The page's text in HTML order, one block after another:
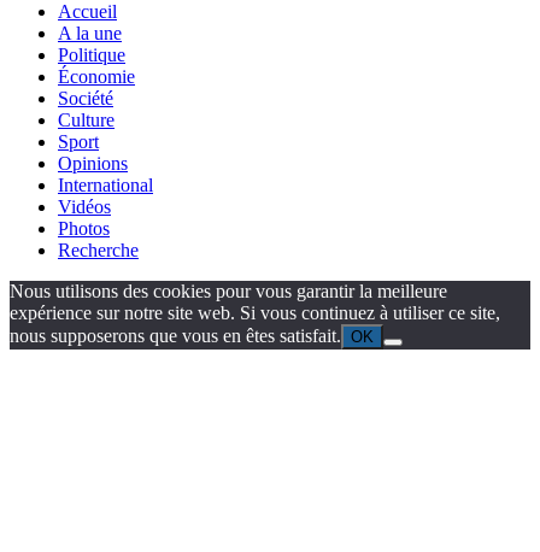
Accueil
A la une
Politique
Économie
Société
Culture
Sport
Opinions
International
Vidéos
Photos
Recherche
Nous utilisons des cookies pour vous garantir la meilleure
expérience sur notre site web. Si vous continuez à utiliser ce site,
nous supposerons que vous en êtes satisfait. OK